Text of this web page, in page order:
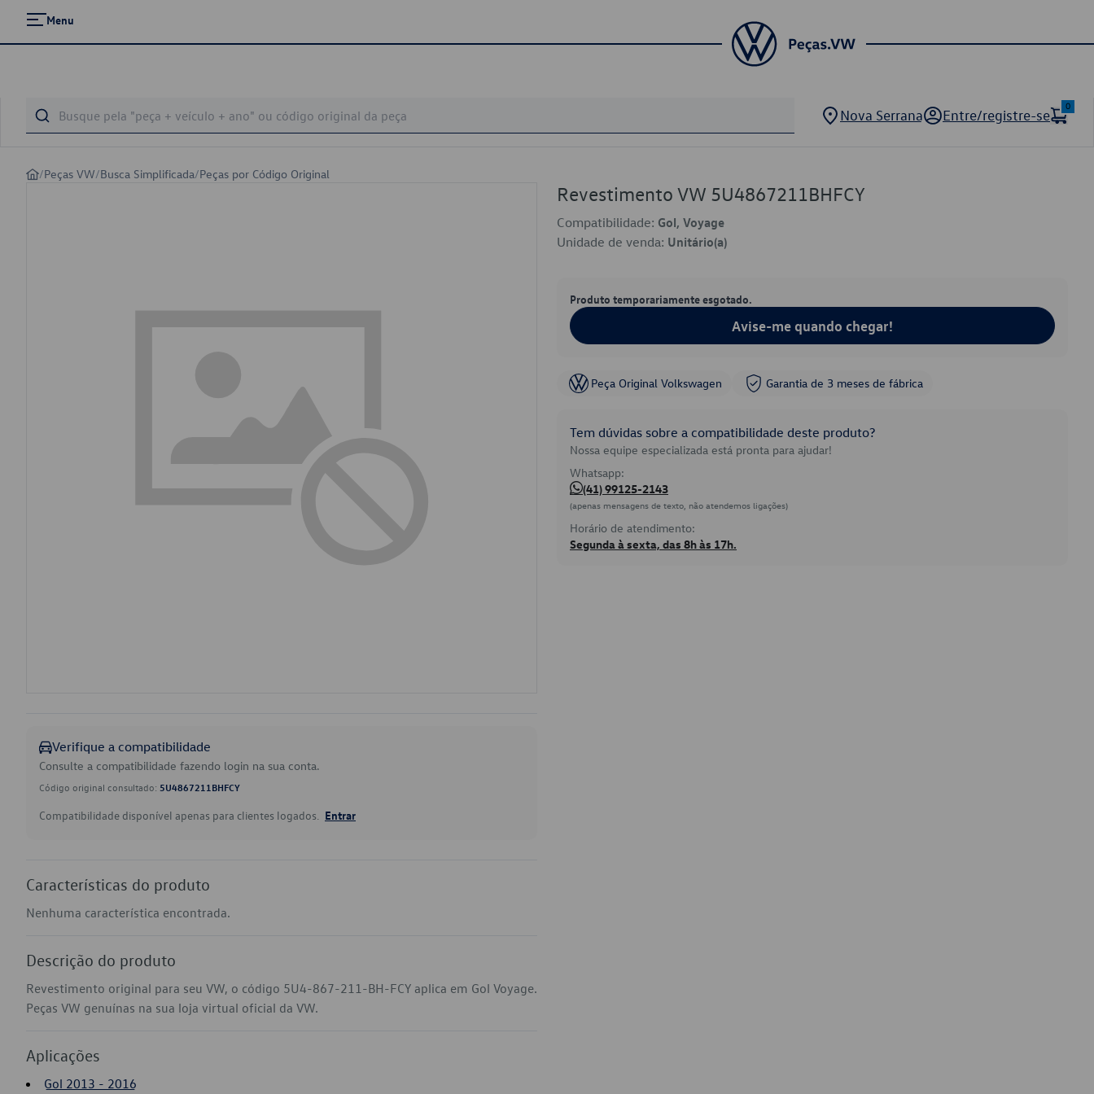
Menu
Nova Serrana Entre/registre-se
0
/Peças VW/Busca Simplificada/Peças por Código Original
Verifique a compatibilidade
Consulte a compatibilidade fazendo login na sua conta.
Código original consultado: 5U4867211BHFCY
Compatibilidade disponível apenas para clientes logados. Entrar
Características do produto
Nenhuma característica encontrada.
Descrição do produto
Revestimento original para seu VW, o código 5U4-867-211-BH-FCY aplica em Gol Voyage.
Peças VW genuínas na sua loja virtual oficial da VW.
Aplicações
Gol 2013 - 2016
Revestimento VW 5U4867211BHFCY
Compatibilidade: Gol, Voyage
Unidade de venda: Unitário(a)
Produto temporariamente esgotado.
Avise-me quando chegar!
Peça Original Volkswagen Garantia de 3 meses de fábrica
Tem dúvidas sobre a compatibilidade deste produto?
Nossa equipe especializada está pronta para ajudar!
Whatsapp:
(41) 99125-2143
(apenas mensagens de texto, não atendemos ligações)
Horário de atendimento:
Segunda à sexta, das 8h às 17h.